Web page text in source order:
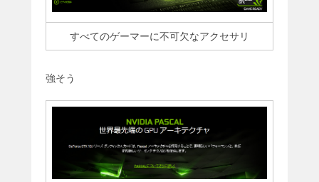
すべてのゲーマーに不可欠なアクセサリ
強そう